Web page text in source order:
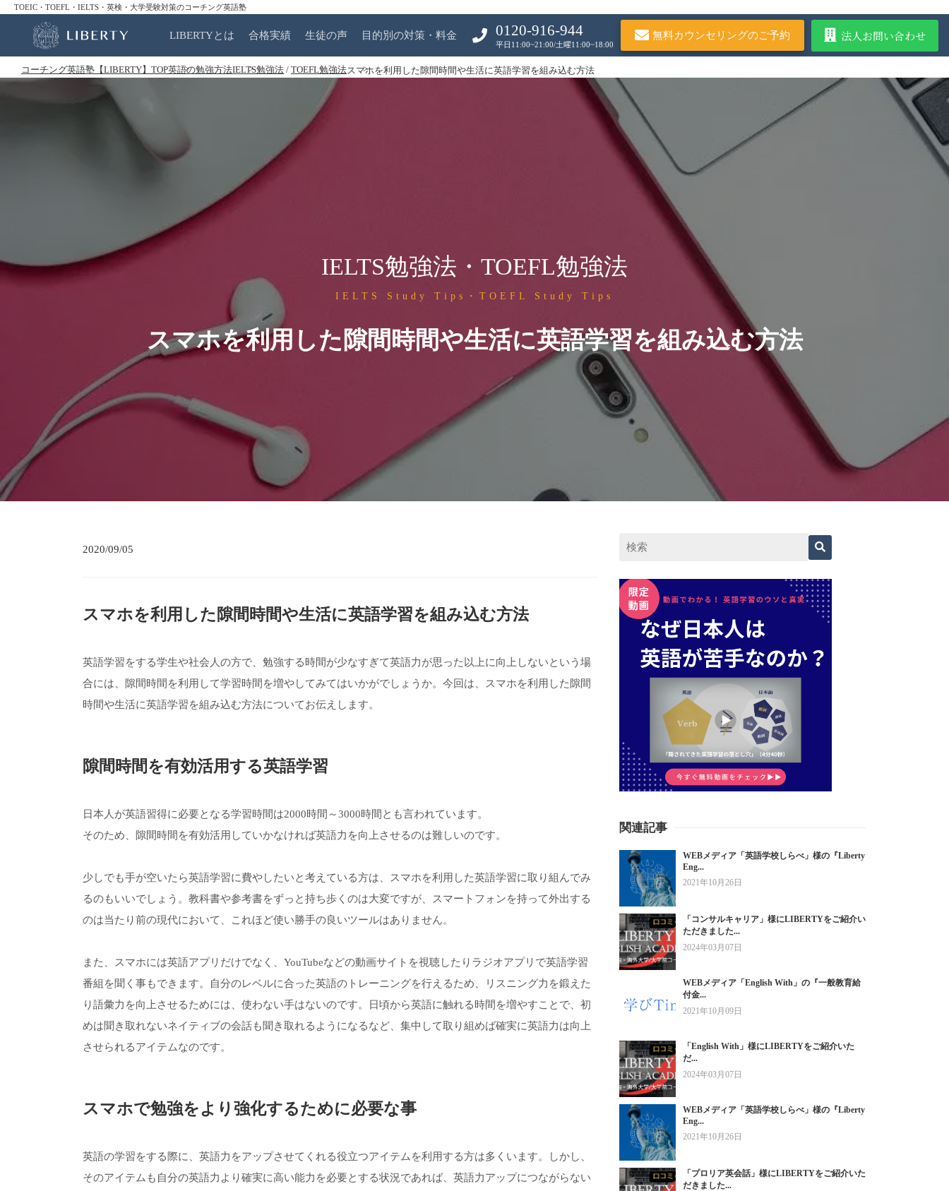
TOEIC・TOEFL・IELTS・英検・大学受験対策のコーチング英語塾
LIBERTYとは 合格実績 生徒の声 目的別の対策・料金 0120-916-944
平日11:00~21:00/土曜11:00~18:00
無料カウンセリングのご予約 法人お問い合わせ
コーチング英語塾【LIBERTY】TOP英語の勉強方法IELTS勉強法 / TOEFL勉強法スマホを利用した隙間時間や生活に英語学習を組み込む方法
IELTS勉強法・TOEFL勉強法
IELTS Study Tips・TOEFL Study Tips
スマホを利用した隙間時間や生活に英語学習を組み込む方法
2020/09/05
スマホを利用した隙間時間や生活に英語学習を組み込む方法
英語学習をする学生や社会人の方で、勉強する時間が少なすぎて英語力が思った以上に向上しないという場
合には、隙間時間を利用して学習時間を増やしてみてはいかがでしょうか。今回は、スマホを利用した隙間
時間や生活に英語学習を組み込む方法についてお伝えします。
隙間時間を有効活用する英語学習
日本人が英語習得に必要となる学習時間は2000時間～3000時間とも言われています。
そのため、隙間時間を有効活用していかなければ英語力を向上させるのは難しいのです。
少しでも手が空いたら英語学習に費やしたいと考えている方は、スマホを利用した英語学習に取り組んでみ
るのもいいでしょう。教科書や参考書をずっと持ち歩くのは大変ですが、スマートフォンを持って外出する
のは当たり前の現代において、これほど使い勝手の良いツールはありません。
また、スマホには英語アプリだけでなく、YouTubeなどの動画サイトを視聴したりラジオアプリで英語学習
番組を聞く事もできます。自分のレベルに合った英語のトレーニングを行えるため、リスニング力を鍛えた
り語彙力を向上させるためには、使わない手はないのです。日頃から英語に触れる時間を増やすことで、初
めは聞き取れないネイティブの会話も聞き取れるようになるなど、集中して取り組めば確実に英語力は向上
させられるアイテムなのです。
スマホで勉強をより強化するために必要な事
英語の学習をする際に、英語力をアップさせてくれる役立つアイテムを利用する方は多くいます。しかし、
そのアイテムも自分の英語力より確実に高い能力を必要とする状況であれば、英語力アップにつながらない
関連記事
WEBメディア「英語学校しらべ」様の『Liberty
Eng...
2021年10月26日
「コンサルキャリア」様にLIBERTYをご紹介い
ただきました...
2024年03月07日
WEBメディア「English With」の『一般教育給
付金...
2021年10月09日
「English With」様にLIBERTYをご紹介いた
だ...
2024年03月07日
WEBメディア「英語学校しらべ」様の『Liberty
Eng...
2021年10月26日
「プロリア英会話」様にLIBERTYをご紹介いた
だきました...